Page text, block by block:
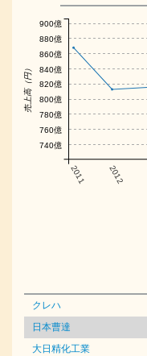
2011 2012
売上高（円）
740億
760億
780億
800億
820億
840億
860億
880億
900億
クレハ
日本曹達
大日精化工業